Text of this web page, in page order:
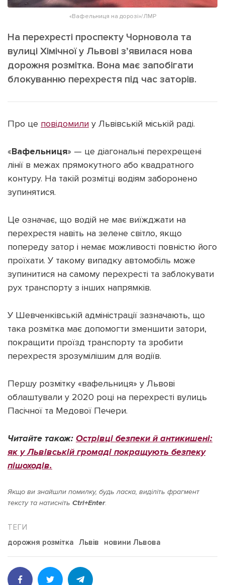
Зв'язатися з нами
[email protected] Реклама на сайті
Політика конфіденційності
«Вафельниця на дорозі»/ЛМР
На перехресті проспекту Чорновола та
вулиці Хімічної у Львові з’явилася нова
дорожня розмітка. Вона має запобігати
блокуванню перехрестя під час заторів.
Про це повідомили у Львівській міській раді.
«Вафельниця» — це діагональні перехрещені
лінії в межах прямокутного або квадратного
контуру. На такій розмітці водіям заборонено
зупинятися.
Це означає, що водій не має виїжджати на
перехрестя навіть на зелене світло, якщо
попереду затор і немає можливості повністю його
проїхати. У такому випадку автомобіль може
зупинитися на самому перехресті та заблокувати
рух транспорту з інших напрямків.
У Шевченківській адміністрації зазначають, що
така розмітка має допомогти зменшити затори,
покращити проїзд транспорту та зробити
перехрестя зрозумілішим для водіїв.
Першу розмітку «вафельниця» у Львові
облаштували у 2020 році на перехресті вулиць
Пасічної та Медової Печери.
Читайте також: Острівці безпеки й антикишені:
як у Львівській громаді покращують безпеку
пішоходів.
Якщо ви знайшли помилку, будь ласка, виділіть фрагмент
тексту та натисніть Ctrl+Enter.
дорожня розмітка Львів новини Львова